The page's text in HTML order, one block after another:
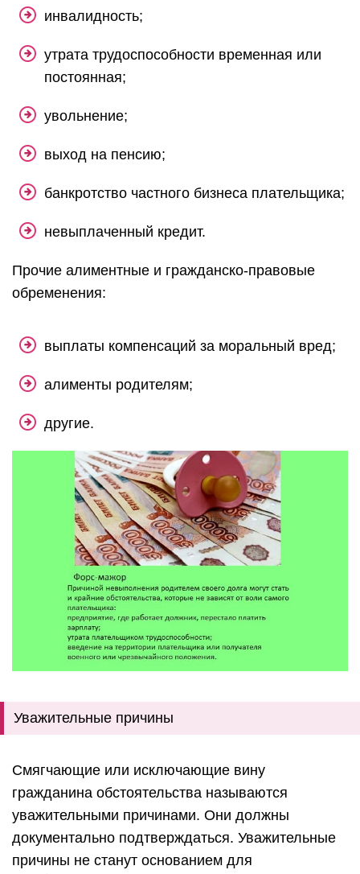
инвалидность;
утрата трудоспособности временная или
постоянная;
увольнение;
выход на пенсию;
банкротство частного бизнеса плательщика;
невыплаченный кредит.
Прочие алиментные и гражданско-правовые
обременения:
выплаты компенсаций за моральный вред;
алименты родителям;
другие.
Уважительные причины
Смягчающие или исключающие вину
гражданина обстоятельства называются
уважительными причинами. Они должны
документально подтверждаться. Уважительные
причины не станут основанием для